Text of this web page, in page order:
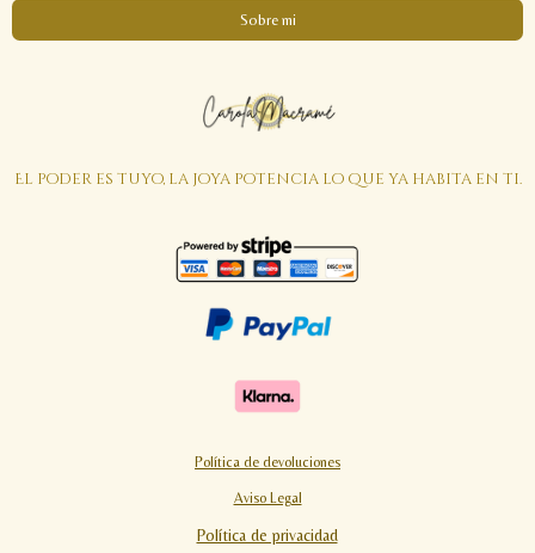
Sobre mi
El poder es tuyo, la joya potencia lo que ya habita en ti.
Política de devoluciones
Aviso Legal
Política de privacidad